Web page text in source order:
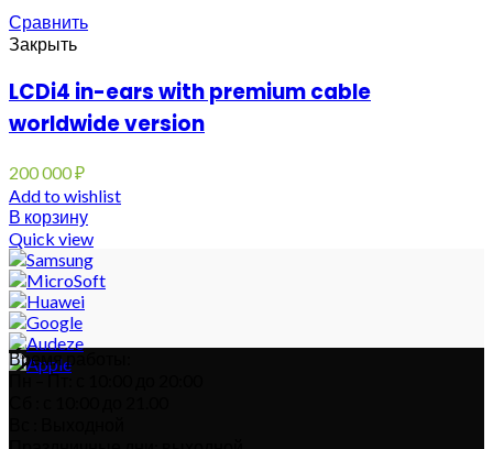
Сравнить
Закрыть
LCDi4 in-ears with premium cable
worldwide version
200 000₽
Add to wishlist
В корзину
Quick view
Время работы:
Пн – Пт: с 10:00 до 20:00